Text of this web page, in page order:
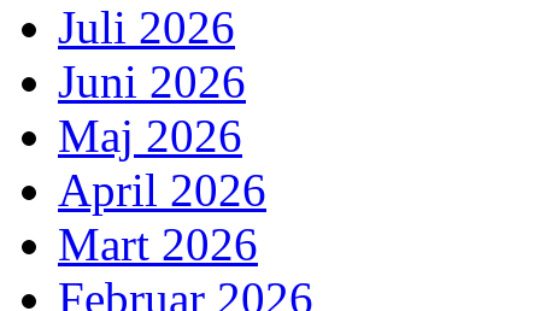
Juli 2026
Juni 2026
Maj 2026
April 2026
Mart 2026
Februar 2026